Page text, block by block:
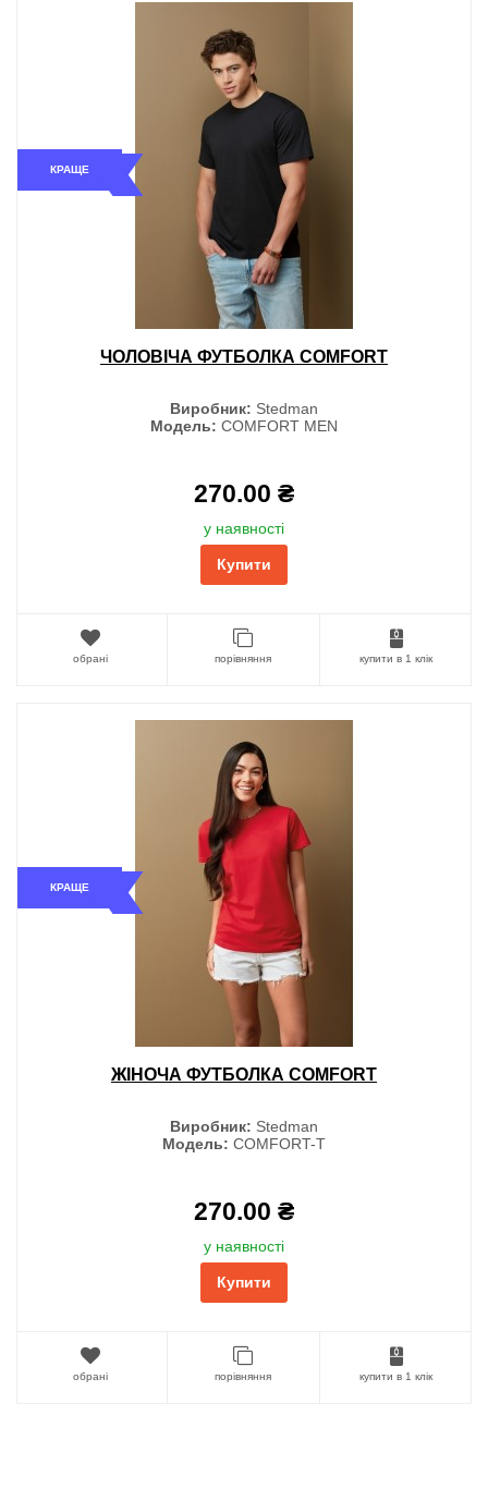
КРАЩЕ
ЧОЛОВІЧА ФУТБОЛКА COMFORT
Виробник: Stedman
Модель: COMFORT MEN
270.00 ₴
у наявності
Купити
обрані порівняння купити в 1 клік
КРАЩЕ
ЖІНОЧА ФУТБОЛКА COMFORT
Виробник: Stedman
Модель: COMFORT-T
270.00 ₴
у наявності
Купити
обрані порівняння купити в 1 клік